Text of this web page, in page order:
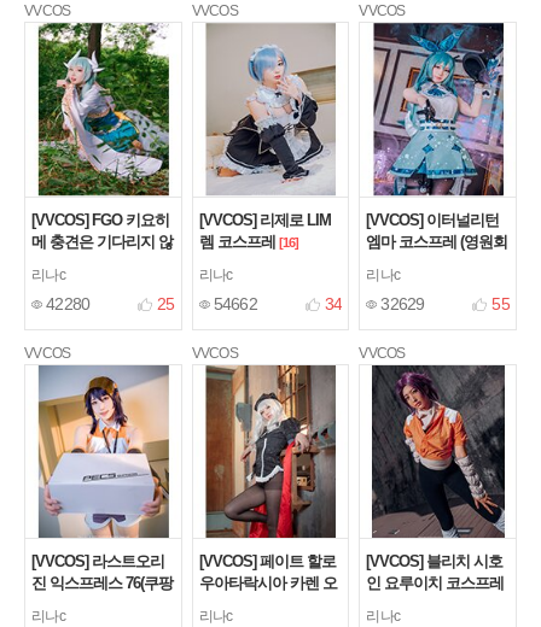
VVCOS
[VVCOS] FGO 키요히
메 충견은 기다리지 않
리나c
42280 25
VVCOS
[VVCOS] 리제로 LIM
렘 코스프레 [16]
리나c
54662 34
VVCOS
[VVCOS] 이터널리턴
엠마 코스프레 (영원회
리나c
32629 55
VVCOS
[VVCOS] 라스트오리
진 익스프레스 76(쿠팡
리나c
VVCOS
[VVCOS] 페이트 할로
우아타락시아 카렌 오
리나c
VVCOS
[VVCOS] 블리치 시호
인 요루이치 코스프레
리나c